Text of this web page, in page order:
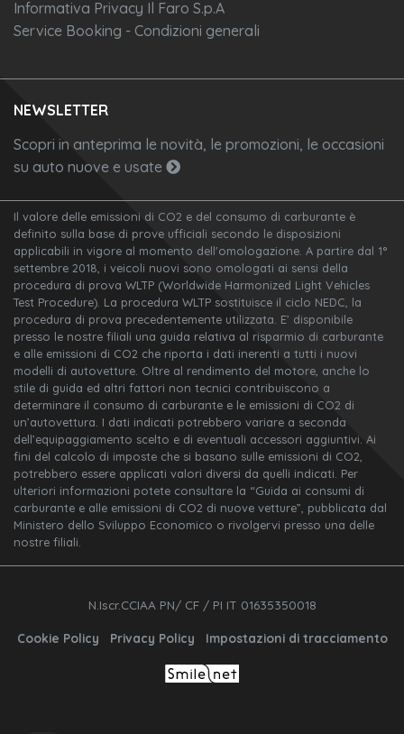
Informativa Privacy Il Faro S.p.A
Service Booking - Condizioni generali
NEWSLETTER
Scopri in anteprima le novità, le promozioni, le occasioni
su auto nuove e usate
Il valore delle emissioni di CO2 e del consumo di carburante è
definito sulla base di prove ufficiali secondo le disposizioni
applicabili in vigore al momento dell'omologazione. A partire dal 1°
settembre 2018, i veicoli nuovi sono omologati ai sensi della
procedura di prova WLTP (Worldwide Harmonized Light Vehicles
Test Procedure). La procedura WLTP sostituisce il ciclo NEDC, la
procedura di prova precedentemente utilizzata. E’ disponibile
presso le nostre filiali una guida relativa al risparmio di carburante
e alle emissioni di CO2 che riporta i dati inerenti a tutti i nuovi
modelli di autovetture. Oltre al rendimento del motore, anche lo
stile di guida ed altri fattori non tecnici contribuiscono a
determinare il consumo di carburante e le emissioni di CO2 di
un’autovettura. I dati indicati potrebbero variare a seconda
dell’equipaggiamento scelto e di eventuali accessori aggiuntivi. Ai
fini del calcolo di imposte che si basano sulle emissioni di CO2,
potrebbero essere applicati valori diversi da quelli indicati. Per
ulteriori informazioni potete consultare la “Guida ai consumi di
carburante e alle emissioni di CO2 di nuove vetture”, pubblicata dal
Ministero dello Sviluppo Economico o rivolgervi presso una delle
nostre filiali.
N.Iscr.CCIAA PN/ CF / PI IT 01635350018
Cookie Policy Privacy Policy Impostazioni di tracciamento